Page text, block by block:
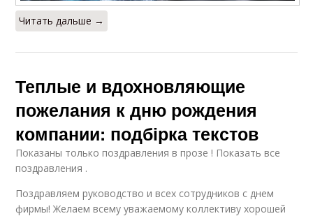
Читать дальше →
Теплые и вдохновляющие
пожелания к дню рождения
компании: подбірка текстов
Показаны только поздравления в прозе ! Показать все
поздравления .
Поздравляем руководство и всех сотрудников с днем
фирмы! Желаем всему уважаемому коллективу хорошей